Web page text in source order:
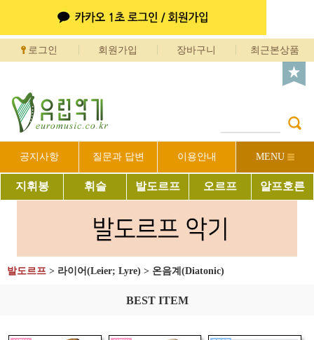
로그인 회원가입 장바구니 최근본상품
공지사항 질문과 답변 이용안내 MENU
지휘봉 휘슬 발도르프 오르프 알프호른
발도르프 > 라이어(Leier; Lyre) > 온음계(Diatonic)
BEST ITEM